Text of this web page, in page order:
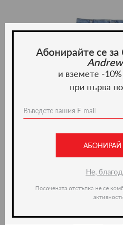
Абонирайте се
и вземете -
при първа
АБОНИРАЙ
Не,
Посочената отстъпка не се